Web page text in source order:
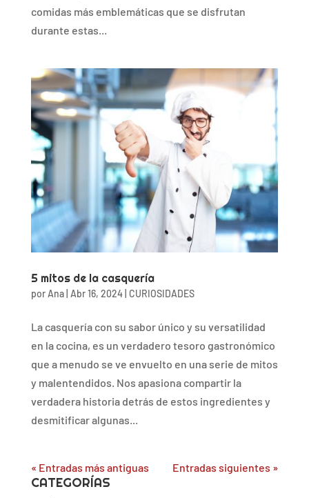
comidas más emblemáticas que se disfrutan
durante estas...
5 mitos de la casquería
porAna| Abr 16, 2024| CURIOSIDADES
La casquería con su sabor único y su versatilidad
en la cocina, es un verdadero tesoro gastronómico
que a menudo se ve envuelto en una serie de mitos
y malentendidos. Nos apasiona compartir la
verdadera historia detrás de estos ingredientes y
desmitificar algunas...
« Entradas más antiguas Entradas siguientes »
CATEGORÍAS